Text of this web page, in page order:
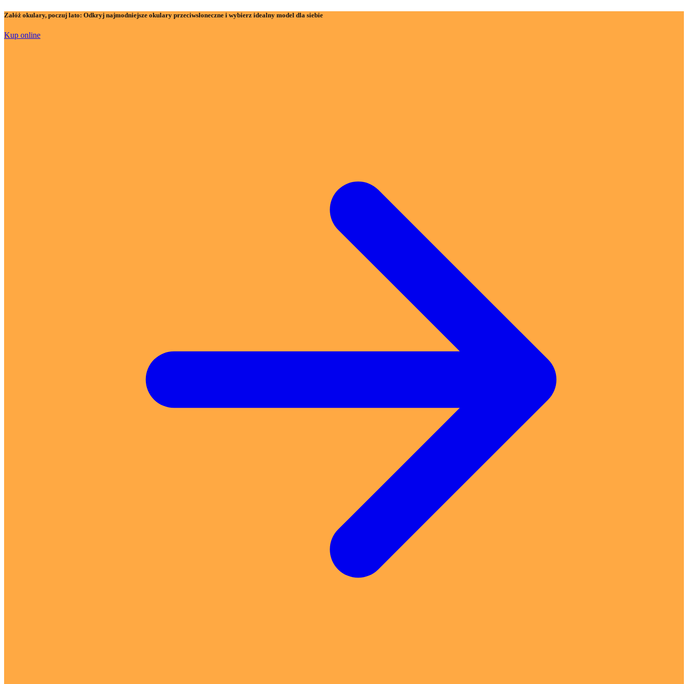
Załóż okulary, poczuj lato: Odkryj najmodniejsze okulary przeciwsłoneczne i wybierz idealny model dla siebie
Kup online